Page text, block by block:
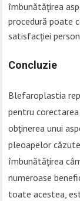
îmbunătățirea
procedură poate
satisfacției
Concluzie
Blefaroplastia
pentru
obținerea unui
pleoapelor
îmbunătățirea
numeroase
toate acestea,